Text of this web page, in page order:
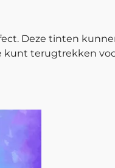
Deze tinten
kunt terugtrekken